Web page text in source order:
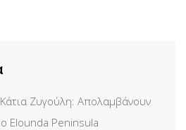
Ζυγούλη: Απολαμβάνουν
Elounda Peninsula